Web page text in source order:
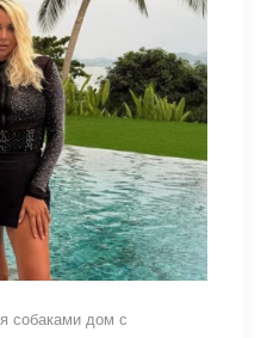
собаками дом с